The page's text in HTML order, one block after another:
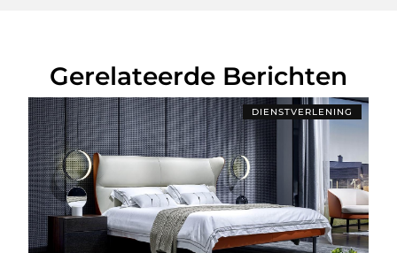
Gerelateerde Berichten
DIENSTVERLENING